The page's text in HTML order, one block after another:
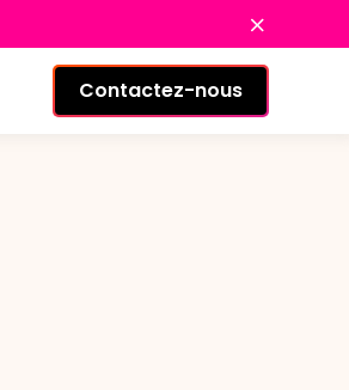
Contactez-nous